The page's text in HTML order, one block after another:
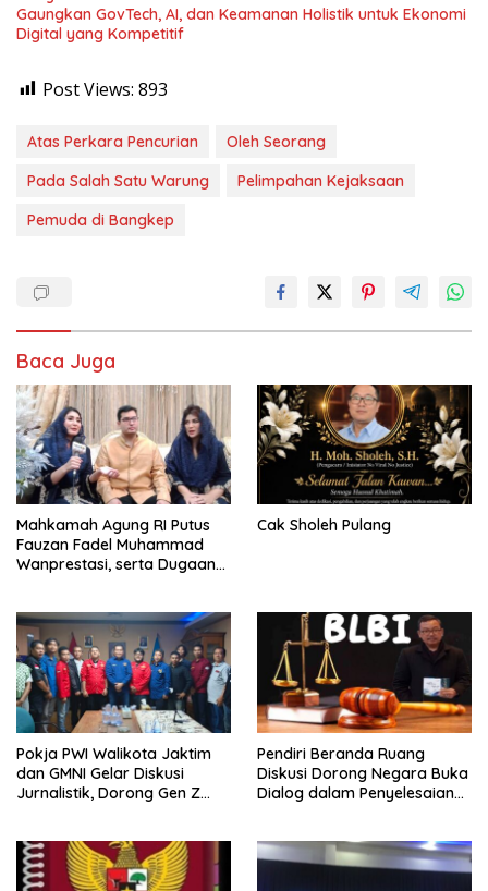
Gaungkan GovTech, AI, dan Keamanan Holistik untuk Ekonomi
Digital yang Kompetitif
Post Views: 893
Atas Perkara Pencurian
Oleh Seorang
Pada Salah Satu Warung
Pelimpahan Kejaksaan
Pemuda di Bangkep
Baca Juga
Mahkamah Agung RI Putus
Fauzan Fadel Muhammad
Wanprestasi, serta Dugaan
Cak Sholeh Pulang
Pokja PWI Walikota Jaktim
dan GMNI Gelar Diskusi
Jurnalistik, Dorong Gen Z
Pendiri Beranda Ruang
Diskusi Dorong Negara Buka
Dialog dalam Penyelesaian